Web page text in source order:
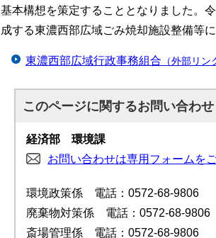
基本構想を策定することとなりました。
成する東濃西部広域ごみ焼却施設整備等
東濃西部広域行政事務組合 （外部リン
このページに関するお問い合わせ
経済部 環境課
お問い合わせは専用フォームを
環境政策係 電話：0572-68-9806
廃棄物対策係 電話：0572-68-9806
斎場管理係 電話：0572-68-9806